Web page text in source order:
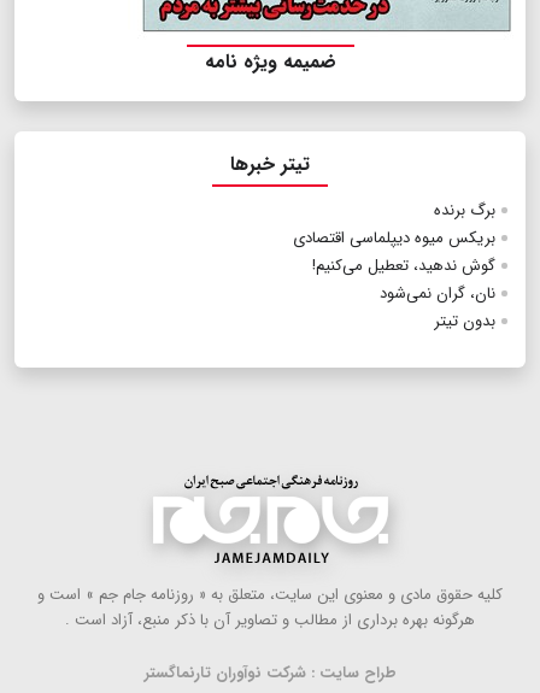
ضمیمه ویژه نامه
تیتر خبرها
برگ برنده
بریکس میوه دیپلماسی اقتصادی
گوش ندهید، تعطیل می‌کنیم!
نان، گران نمی‌شود
بدون تیتر
كلیه حقوق مادی و معنوی این سایت، متعلق به « روزنامه جام جم » است و
هرگونه بهره ‌برداری از مطالب و تصاویر آن با ذكر منبع، آزاد است .
طراح سایت : شرکت نوآوران تارنماگستر